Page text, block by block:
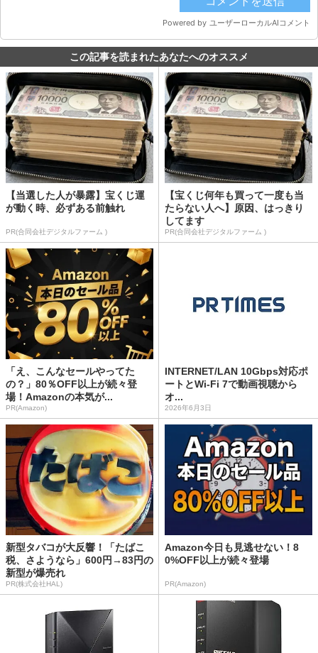
この記事を読まれたあなたへのオススメ
【当選した人が暴露】宝くじ運
が動く時、必ずある前触れ
PR(合同会社デジタルファーム )
【宝くじ何年も買って一度も当
たらない人へ】原因、はっきり
してます
PR(合同会社デジタルファーム )
「え、こんなセールやってた
の？」80％OFF以上が続々登
場！Amazonの本気が...
PR(Amazon)
INTERNET/LAN 10Gbps対応ポ
ートとWi-Fi 7で動画視聴から
オ...
2026年6月3日
新型タバコが大反響！「たばこ
税、さようなら」600円→83円の
新型が爆売れ
PR(株式会社HAL)
Amazon今日も見逃せない！8
0%OFF以上が続々登場
PR(Amazon)